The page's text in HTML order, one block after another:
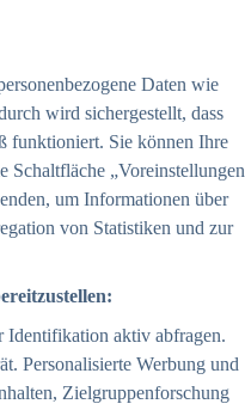
Daten wie
wird sichergestellt, dass
funktioniert. Sie können Ihre
Schaltfläche „Voreinstellungen
um Informationen über
von Statistiken und zur
Identifikation aktiv abfragen.
Personalisierte Werbung und
Zielgruppenforschung